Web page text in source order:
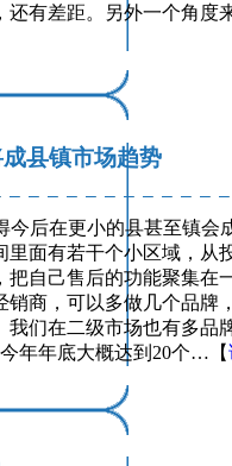
还有差距。另外一个角度
县镇市场趋势
今后在更小的县甚至镇会
里面有若干个小区域，从
把自己售后的功能聚集在
销商，可以多做几个品牌
我们在二级市场也有多品
年年底大概达到20个…【